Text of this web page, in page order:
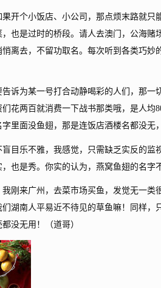
个小饭店、小公司，那点烦末路就只
，也是过时的桥段。请人去澳门，公海
悄离去，不留功取名。每次听到各类巧
为某一号打合动静喝彩的人们，那一
花两百就消费一下战书那类哦，是人
里面没鱼翅，那是连饭店酒楼名都没无
乐不雅，我感觉，只需缺乏实反的监
也是秀。你实的认为，燕窝鱼翅的名字
来广州，去菜市场买鱼，发觉无一类
们湖南人平易近不待见的草鱼嘛！同样
没无用！（道哥）